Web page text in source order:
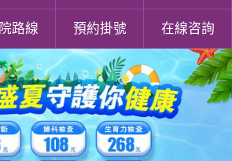
路線 預約掛號 在線咨詢